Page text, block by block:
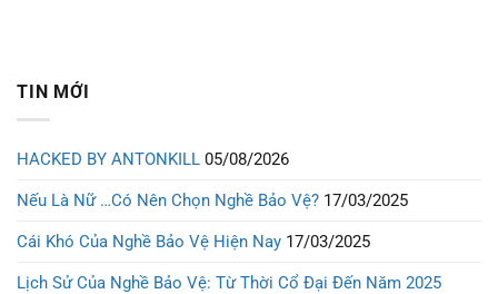
TIN MỚI
HACKED BY ANTONKILL 05/08/2026
Nếu Là Nữ …Có Nên Chọn Nghề Bảo Vệ? 17/03/2025
Cái Khó Của Nghề Bảo Vệ Hiện Nay 17/03/2025
Lịch Sử Của Nghề Bảo Vệ: Từ Thời Cổ Đại Đến Năm 2025